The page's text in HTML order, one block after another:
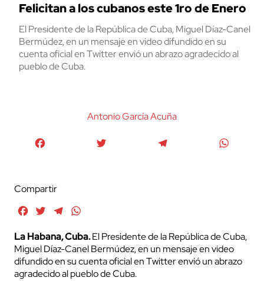
Felicitan a los cubanos este 1ro de Enero
El Presidente de la República de Cuba, Miguel Díaz-Canel
Bermúdez, en un mensaje en video difundido en su
cuenta oficial en Twitter envió un abrazo agradecido al
pueblo de Cuba.
Antonio García Acuña
Compartir
FacebookTwitterTelegram
La Habana, Cuba.El Presidente de la República de Cuba,
Miguel Díaz-Canel Bermúdez, en un mensaje en video
difundido en su cuenta oficial en Twitter envió un abrazo
agradecido al pueblo de Cuba.